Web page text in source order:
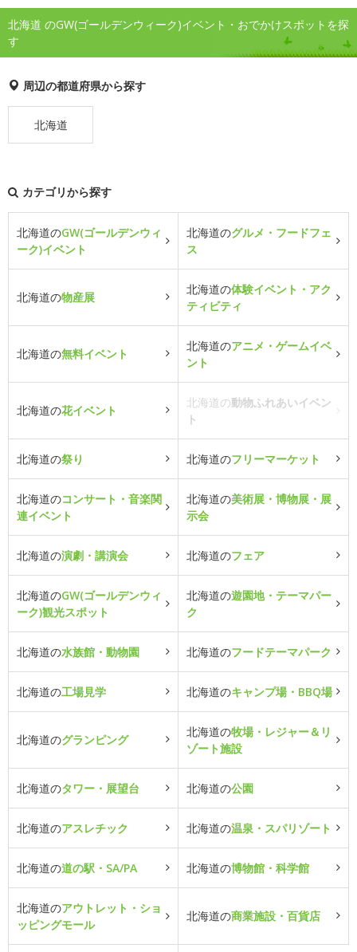
北海道 のGW(ゴールデンウィーク)イベント・おでかけスポットを探
す
周辺の都道府県から探す
北海道
カテゴリから探す
北海道のGW(ゴールデンウィ
ーク)イベント
北海道のグルメ・フードフェ
ス
北海道の物産展
北海道の体験イベント・アク
ティビティ
北海道の無料イベント
北海道のアニメ・ゲームイベ
ント
北海道の花イベント
北海道の動物ふれあいイベン
ト
北海道の祭り 北海道のフリーマーケット
北海道のコンサート・音楽関
連イベント
北海道の美術展・博物展・展
示会
北海道の演劇・講演会 北海道のフェア
北海道のGW(ゴールデンウィ
ーク)観光スポット
北海道の遊園地・テーマパー
ク
北海道の水族館・動物園 北海道のフードテーマパーク
北海道の工場見学 北海道のキャンプ場・BBQ場
北海道のグランピング
北海道の牧場・レジャー＆リ
ゾート施設
北海道のタワー・展望台 北海道の公園
北海道のアスレチック 北海道の温泉・スパリゾート
北海道の道の駅・SA/PA 北海道の博物館・科学館
北海道のアウトレット・ショ
ッピングモール
北海道の商業施設・百貨店